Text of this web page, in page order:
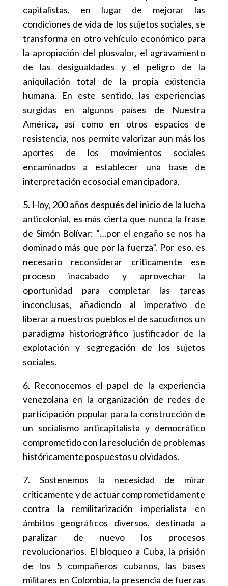
capitalistas, en lugar de mejorar las
condiciones de vida de los sujetos sociales, se
transforma en otro vehículo económico para
la apropiación del plusvalor, el agravamiento
de las desigualdades y el peligro de la
aniquilación total de la propia existencia
humana. En este sentido, las experiencias
surgidas en algunos países de Nuestra
América, así como en otros espacios de
resistencia, nos permite valorizar aun más los
aportes de los movimientos sociales
encaminados a establecer una base de
interpretación ecosocial emancipadora.
5. Hoy, 200 años después del inicio de la lucha
anticolonial, es más cierta que nunca la frase
de Simón Bolívar: “…por el engaño se nos ha
dominado más que por la fuerza”. Por eso, es
necesario reconsiderar críticamente ese
proceso inacabado y aprovechar la
oportunidad para completar las tareas
inconclusas, añadiendo al imperativo de
liberar a nuestros pueblos el de sacudirnos un
paradigma historiográfico justificador de la
explotación y segregación de los sujetos
sociales.
6. Reconocemos el papel de la experiencia
venezolana en la organización de redes de
participación popular para la construcción de
un socialismo anticapitalista y democrático
comprometido con la resolución de problemas
históricamente pospuestos u olvidados.
7. Sostenemos la necesidad de mirar
críticamente y de actuar comprometidamente
contra la remilitarización imperialista en
ámbitos geográficos diversos, destinada a
paralizar de nuevo los procesos
revolucionarios. El bloqueo a Cuba, la prisión
de los 5 compañeros cubanos, las bases
militares en Colombia, la presencia de fuerzas